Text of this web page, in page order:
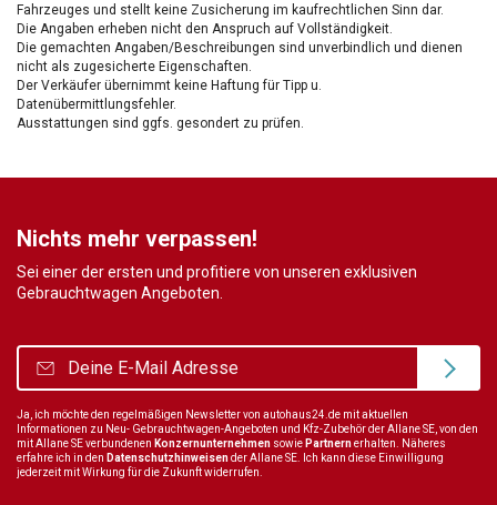
Fahrzeuges und stellt keine Zusicherung im kaufrechtlichen Sinn dar.
Die Angaben erheben nicht den Anspruch auf Vollständigkeit.
Die gemachten Angaben/Beschreibungen sind unverbindlich und dienen
nicht als zugesicherte Eigenschaften.
Der Verkäufer übernimmt keine Haftung für Tipp u.
Datenübermittlungsfehler.
Ausstattungen sind ggfs. gesondert zu prüfen.
Nichts mehr verpassen!
Sei einer der ersten und profitiere von unseren exklusiven
Gebrauchtwagen Angeboten.
Ja, ich möchte den regelmäßigen Newsletter von autohaus24.de mit aktuellen
Informationen zu Neu- Gebrauchtwagen-Angeboten und Kfz-Zubehör der Allane SE, von den
mit Allane SE verbundenen Konzernunternehmen sowie Partnernerhalten. Näheres
erfahre ich in den Datenschutzhinweisender Allane SE. Ich kann diese Einwilligung
jederzeit mit Wirkung für die Zukunft widerrufen.